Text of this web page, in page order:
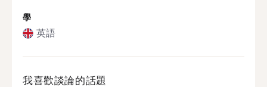
學
英語
我喜歡談論的話題